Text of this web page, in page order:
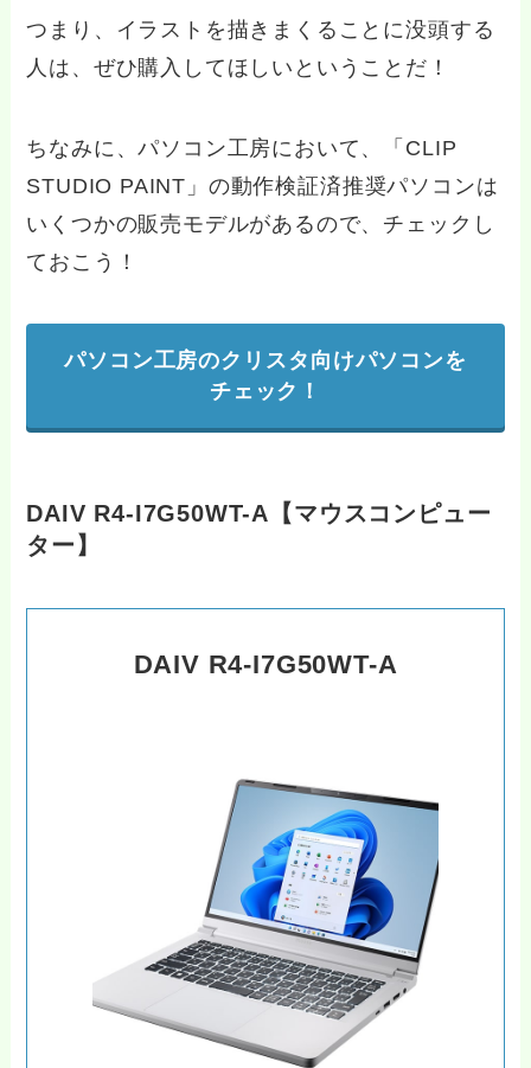
つまり、イラストを描きまくることに没頭する
人は、ぜひ購入してほしいということだ！
ちなみに、パソコン工房において、「CLIP
STUDIO PAINT」の動作検証済推奨パソコンは
いくつかの販売モデルがあるので、チェックし
ておこう！
パソコン工房のクリスタ向けパソコンを
チェック！
DAIV R4-I7G50WT-A【マウスコンピュー
ター】
DAIV R4-I7G50WT-A